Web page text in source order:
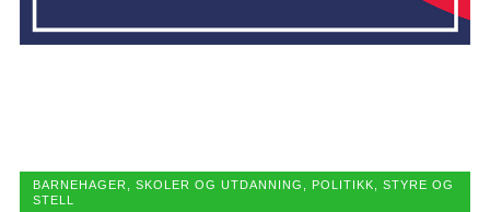
BARNEHAGER, SKOLER OG UTDANNING
POLITIKK, STYRE OG
STELL